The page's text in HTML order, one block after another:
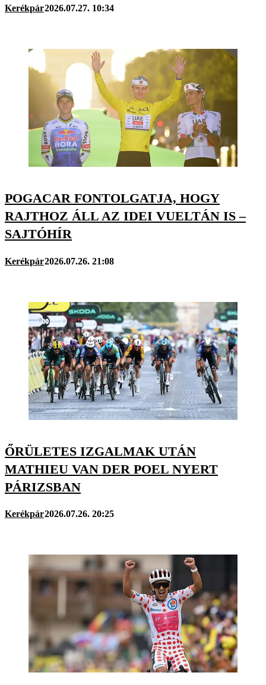
Kerékpár2026.07.27. 10:34
POGACAR FONTOLGATJA, HOGY
RAJTHOZ ÁLL AZ IDEI VUELTÁN IS –
SAJTÓHÍR
Kerékpár2026.07.26. 21:08
ŐRÜLETES IZGALMAK UTÁN
MATHIEU VAN DER POEL NYERT
PÁRIZSBAN
Kerékpár2026.07.26. 20:25